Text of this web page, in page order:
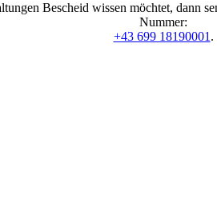
Bescheid wissen möchtet, dann
Nummer:
+43 699 18190001 .